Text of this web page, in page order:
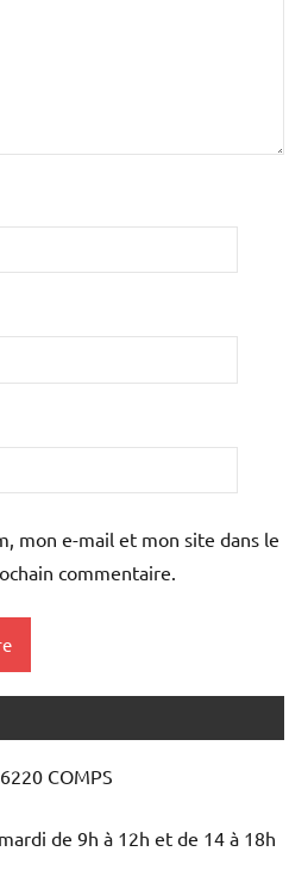
mon e-mail et mon site dans le
commentaire.
COMPS
de 9h à 12h et de 14 à 18h